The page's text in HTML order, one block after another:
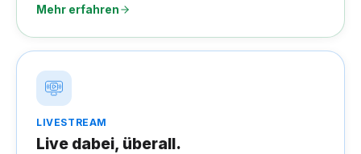
Mehr erfahren
LIVESTREAM
Live dabei, überall.